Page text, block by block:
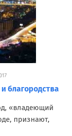
благородства
«владеющий
признают,